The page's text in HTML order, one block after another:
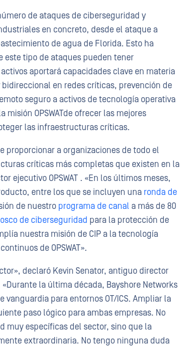
de ataques de ciberseguridad y
en concreto, desde el ataque a
de agua de Florida. Esto ha
este tipo de ataques pueden tener
aportará capacidades clave en materia
en redes críticas, prevención de
seguro a activos de tecnología operativa
OPSWATde ofrecer las mejores
las infraestructuras críticas.
proporcionar a organizaciones de todo el
críticas más completas que existen en la
ejecutivo OPSWAT . «En los últimos meses,
entre los que se incluyen una ronda de
de nuestro programa de canal a más de 80
de ciberseguridad para la protección de
nuestra misión de CIP a la tecnología
de OPSWAT».
declaró Kevin Senator, antiguo director
«Durante la última década, Bayshore Networks
para entornos OT/ICS. Ampliar la
paso lógico para ambas empresas. No
muy específicas del sector, sino que la
extraordinaria. No tengo ninguna duda